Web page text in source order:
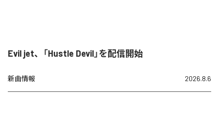
Evil jet、「Hustle Devil」を配信開始
新曲情報 2026.8.6